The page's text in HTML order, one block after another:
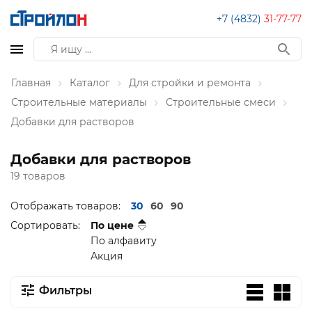
+7 (4832) 31-77-77
Главная Каталог
Для стройки и ремонта
Строительные материалы
Строительные смеси
Добавки для растворов
Добавки для растворов
19 товаров
Отображать товаров: 30 60
90
Сортировать:
По цене
По алфавиту
Акция
Фильтры